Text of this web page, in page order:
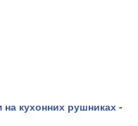
на кухонних рушниках -